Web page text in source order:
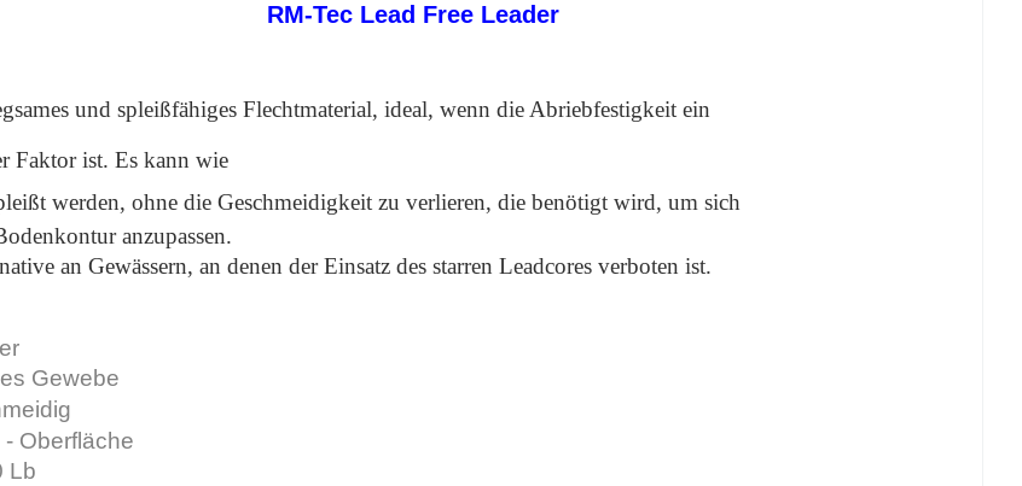
RM-Tec Lead Free Leader
und spleißfähiges Flechtmaterial, ideal, wenn die Abriebfestigkeit ein
Faktor ist. Es kann wie
werden, ohne die Geschmeidigkeit zu verlieren, die benötigt wird, um sich
anzupassen.
an Gewässern, an denen der Einsatz des starren Leadcores verboten ist.
Gewebe
Oberfläche
Lb